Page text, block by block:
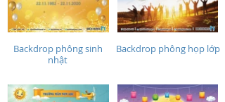
Backdrop phông sinh
nhật
Backdrop phông họp lớp